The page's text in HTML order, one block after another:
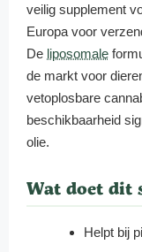
veilig supplement
Europa voor
De liposomale
de markt voor
vetoplosbare
beschikbaarheid
olie.
Wat doet dit
Helpt bij